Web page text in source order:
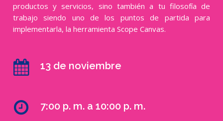
productos y servicios, sino también a tu filosofía de
trabajo siendo uno de los puntos de partida para
implementarla, la herramienta Scope Canvas.
13 de noviembre
7:00 p. m. a 10:00 p. m.